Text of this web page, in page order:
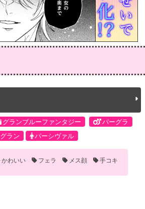
グランブルーファンタジー
パーグラ
グラン
パーシヴァル
かわいい フェラ メス顔 手コキ